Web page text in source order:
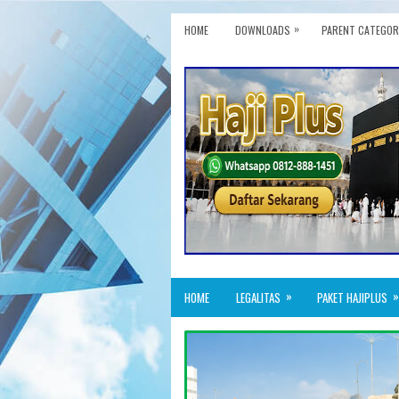
HOME DOWNLOADS » PARENT
HOME LEGALITAS » PAKET HAJIPLUS »